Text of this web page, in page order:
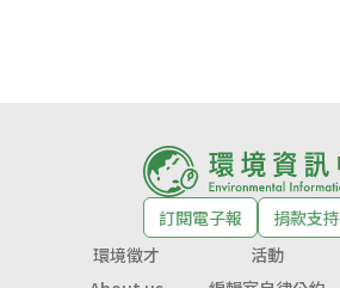
訂閱電子報
捐款支持
環境徵才
活動